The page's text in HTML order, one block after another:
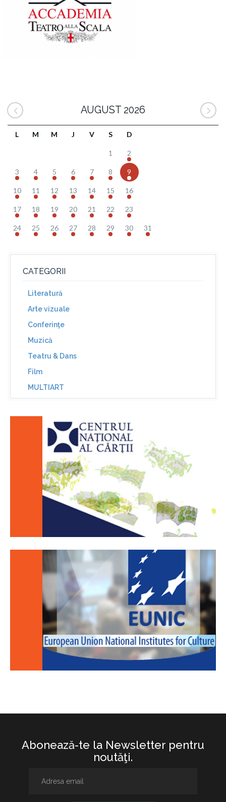
AUGUST 2026
L M M J V S D
1 2
3 4 5 6 7 8 9
10 11 12 13 14 15 16
17 18 19 20 21 22 23
24 25 26 27 28 29 30 31
CATEGORII
Literatură
Arte vizuale
Conferinţe
Muzică
Teatru & Dans
Film
MULTIART
Abonează-te la Newsletter pentru
noutăţi.